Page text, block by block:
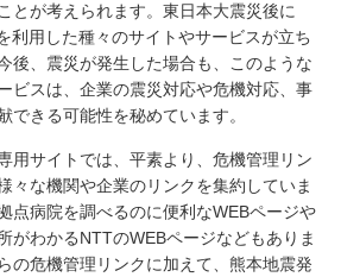
とが考えられます。東日本大震災後に
利用した種々のサイトやサービスが立ち
後、震災が発生した場合も、このような
ビスは、企業の震災対応や危機対応、事
できる可能性を秘めています。
用サイトでは、平素より、危機管理リン
々な機関や企業のリンクを集約していま
点病院を調べるのに便利なWEBページや
がわかるNTTのWEBページなどもありま
の危機管理リンクに加えて、熊本地震発